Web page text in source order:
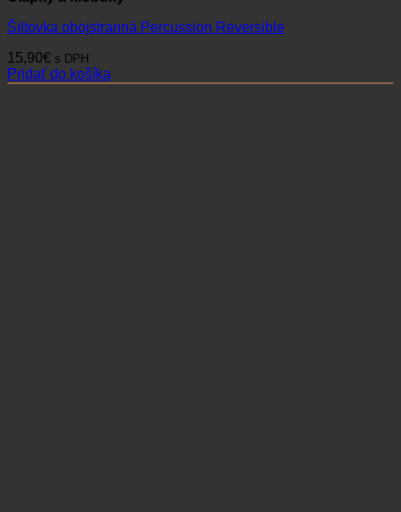
Šiltovka obojstranná Percussion Reversible
15,90€ s DPH
Pridať do košíka